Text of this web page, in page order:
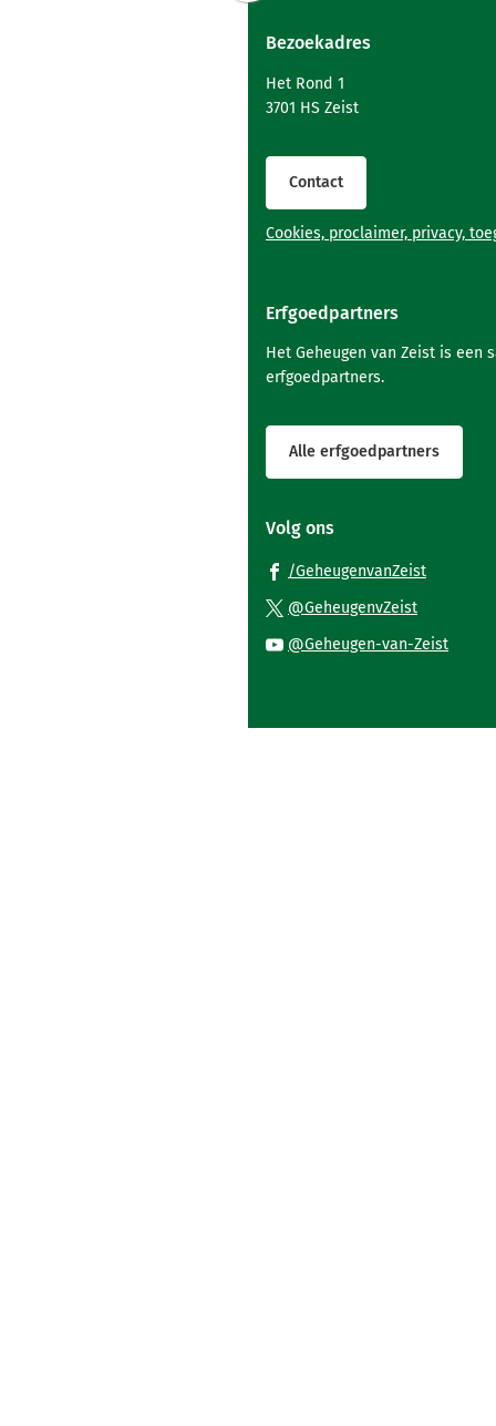
boven
het
van
paginainhoud
Bezoekadres
Het Rond 1
3701 HS Zeist
Contact
Cookies, proclaimer, privacy,
Erfgoedpartners
Het Geheugen van Zeist is een
erfgoedpartners.
Alle erfgoedpartners
Volg ons
/GeheugenvanZeist(Verwijst
externe
@GeheugenvZeist(Verwijst
naar
@Geheugen-van-Zeist